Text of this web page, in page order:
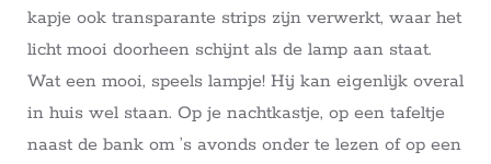
kapje ook transparante strips zijn verwerkt, waar het
licht mooi doorheen schijnt als de lamp aan staat.
Wat een mooi, speels lampje! Hij kan eigenlijk overal
in huis wel staan. Op je nachtkastje, op een tafeltje
naast de bank om ’s avonds onder te lezen of op een